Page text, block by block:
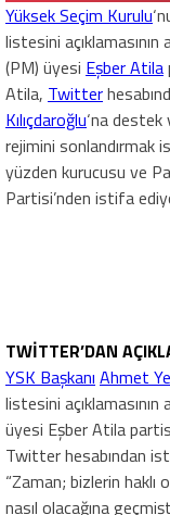
Yüksek Seçim Kurulu
listesini açıklamasının
(PM) üyesi Eşber Atila
Atila, Twitter
Kılıçdaroğlu‘na
rejimini sonlandırmak
yüzden kurucusu ve
Partisi’nden istifa
TWİTTER’DAN
YSK Başkanı Ahmet
listesini
üyesi Eşber Atila
Twitter hesabından
“Zaman; bizlerin haklı
nasıl olacağına